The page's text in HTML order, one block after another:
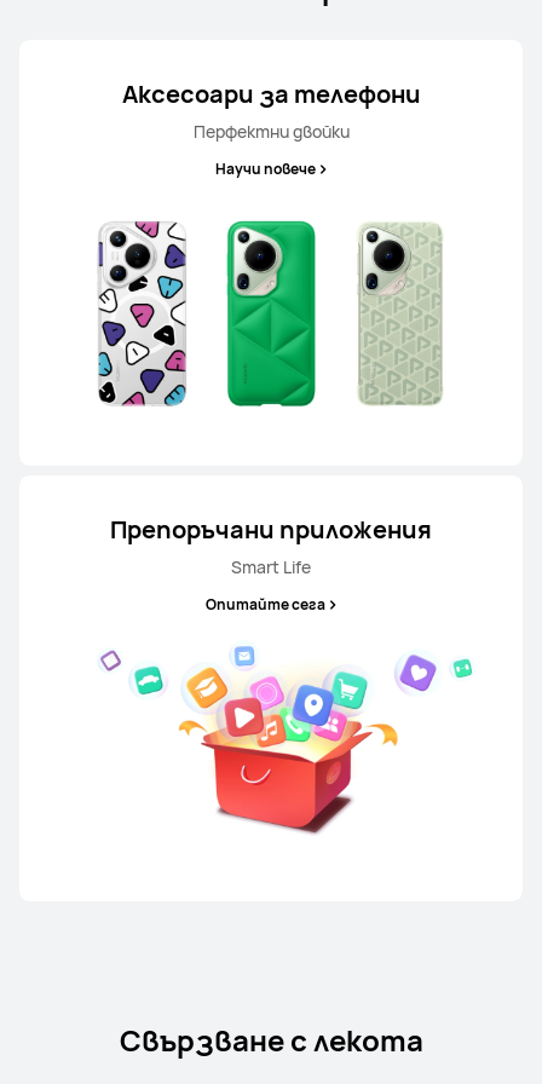
Аксесоари за телефони
Перфектни двойки
Научи повече
Препоръчани приложения
Smart Life
Опитайте сега
Свързване с лекота